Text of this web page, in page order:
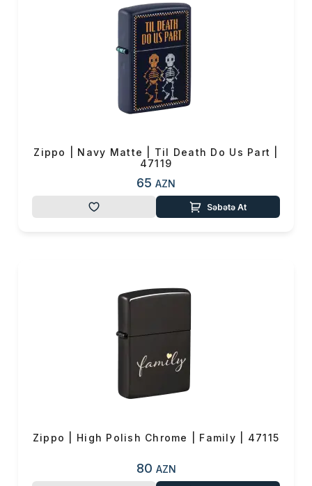
Zippo | Navy Matte | Til Death Do Us Part |
47119
65 AZN
Səbətə At
Zippo | High Polish Chrome | Family | 47115
80 AZN